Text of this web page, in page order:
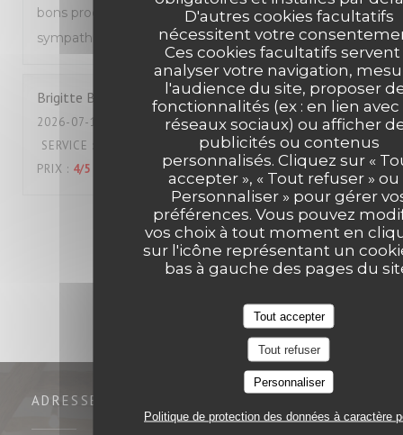
D'autres cookies facultatifs
nécessitent votre
Ces cookies facultatifs servent
analyser votre navigation,
l'audience du site, proposer
fonctionnalités (ex : en lien avec
réseaux sociaux) ou afficher
publicités ou contenus
personnalisés. Cliquez sur «
accepter », « Tout refuser » ou
Personnaliser » pour gérer
préférences. Vous pouvez
vos choix à tout moment en
sur l'icône représentant un
bas à gauche des pages du
Tout accepter
Tout refuser
Personnaliser
Politique de protection des données à caractère
bons produits et très bon service, équipe très
sympathique, écoute au top
Brigitte B
2026-07-18
- 12:00 - COUVERTS 2
SERVICE
/5 CUISINE: 5 /5 QUALITÉ /
PRIX : 4/5
1 2 3
ADRESSE